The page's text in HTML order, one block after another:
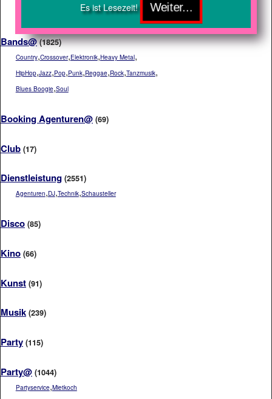
Es ist Lesezeit!
Bands@ (1825)
Country,Crossover,Elektronik,Heavy Metal,
HipHop,Jazz,Pop,Punk,Reggae,Rock,Tanzmusik,
Blues Boogie,Soul
Booking Agenturen@ (69)
Club (17)
Dienstleistung (2551)
Agenturen,DJ,Technik,Schausteller
Disco (85)
Kino (66)
Kunst (91)
Musik (239)
Party (115)
Party@ (1044)
Partyservice,Mietkoch